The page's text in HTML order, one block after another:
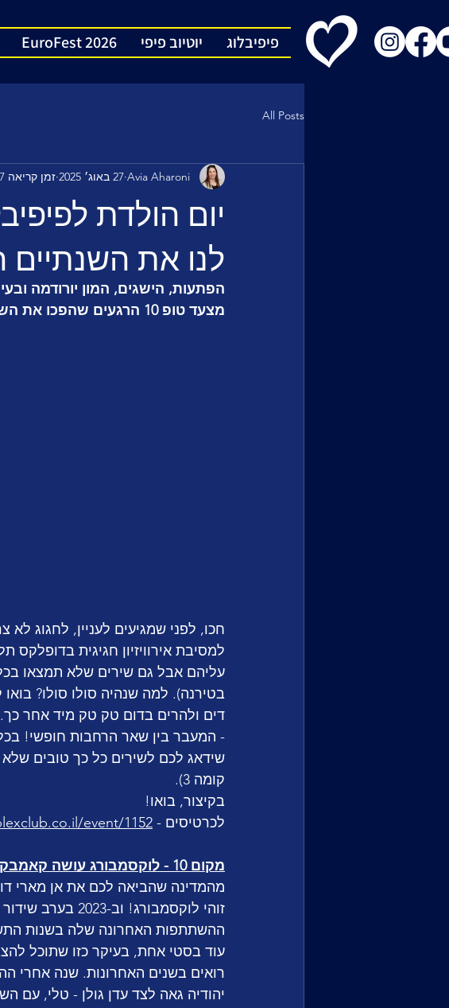
EuroFest 2026 יוטיוב פיפי פיפיבלוג
All Posts
יום הולדת
לנו את השנתיים
Avia Aharoni 27 באוג׳ 2025 זמן קריאה 7 דקות
הפתעות, הישגים, המון יורודמה
מצעד טופ 10 הרגעים שהפכו את השנתיים האחרונות באירוויזיון לבלתי נשכחות.
למסיבת אירוויזיון חגיגית
עליהם אבל גם שירים שלא תמצאו
בטירנה). למה שנהיה סולו סולו?
דים ולהרים בדום טק טק מיד אחר
- המעבר בין שאר הרחבות חופשי!
שידאג לכם לשירים כל כך טובים
קומה 3).
בקיצור, בואו!
לכרטיסים - event/1152/
מקום 10 - לוקסמבורג עושה קאמבק
ההשתתפות האחרונה שלה בשנות
עוד בסטי אחת, בעיקר כזו שתוכל
רואים בשנים האחרונות. שנה אחרי